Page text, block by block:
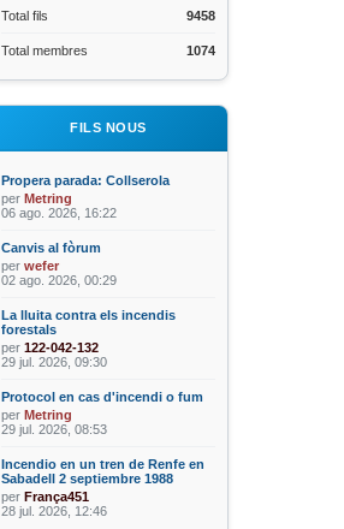
Total fils 9458
Total membres 1074
FILS NOUS
Propera parada: Collserola
per Metring
06 ago. 2026, 16:22
Canvis al fòrum
per wefer
02 ago. 2026, 00:29
La lluita contra els incendis
forestals
per 122-042-132
29 jul. 2026, 09:30
Protocol en cas d'incendi o fum
per Metring
29 jul. 2026, 08:53
Incendio en un tren de Renfe en
Sabadell 2 septiembre 1988
per França451
28 jul. 2026, 12:46